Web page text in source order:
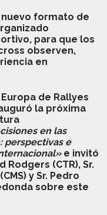
nuevo formato de
para que los
observen,
en
de Rallyes
la próxima
en las
perspectivas e
e invitó
Rodgers (CTR), Sr.
(CMS) y Sr. Pedro
sobre este